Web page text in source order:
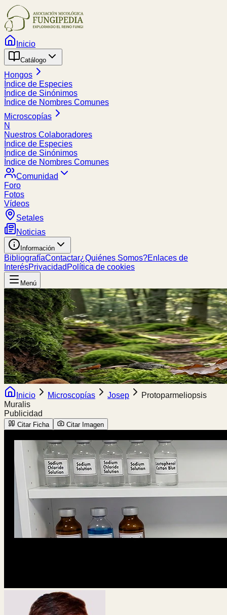
Inicio
Catálogo
Hongos
Índice de Especies
Índice de Sinónimos
Índice de Nombres Comunes
Microscopías
N
Nuestros Colaboradores
Índice de Especies
Índice de Sinónimos
Índice de Nombres Comunes
Comunidad
Foro
Fotos
Vídeos
Setales
Noticias
Información
BibliografíaContactar¿Quiénes Somos?Enlaces de
InterésPrivacidad Política de cookies
Menú
Inicio Microscopías Josep
Protoparmeliopsis
Muralis
Publicidad
Citar Ficha Citar Imagen